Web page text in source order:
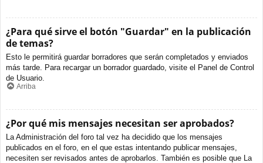
¿Para qué sirve el botón "Guardar" en la publicación
de temas?
Esto le permitirá guardar borradores que serán completados y enviados
más tarde. Para recargar un borrador guardado, visite el Panel de Control
de Usuario.
Arriba
¿Por qué mis mensajes necesitan ser aprobados?
La Administración del foro tal vez ha decidido que los mensajes
publicados en el foro, en el que estas intentando publicar mensajes,
necesiten ser revisados antes de aprobarlos. También es posible que La